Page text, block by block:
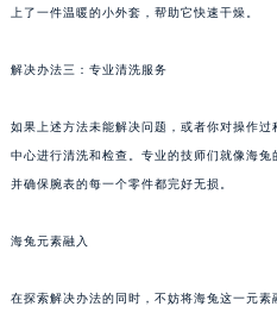
上了一件温暖的小外套，帮助它快速干燥。
解决办法三：专业清洗服务
如果上述方法未能解决问题，或者你对操作
中心进行清洗和检查。专业的技师们就像海兔
并确保腕表的每一个零件都完好无损。
海兔元素融入
在探索解决办法的同时，不妨将海兔这一元